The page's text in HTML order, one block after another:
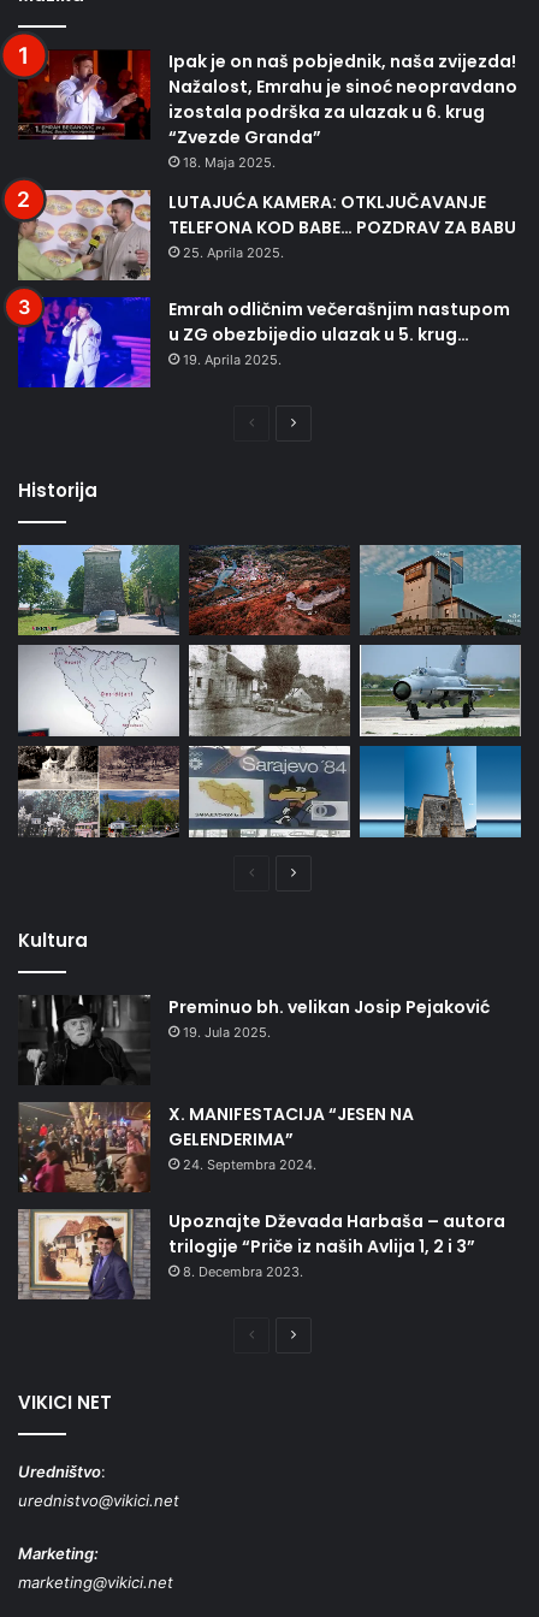
Ipak je on naš pobjednik, naša zvijezda!
Nažalost, Emrahu je sinoć neopravdano
izostala podrška za ulazak u 6. krug
“Zvezde Granda”
18. Maja 2025.
LUTAJUĆA KAMERA: OTKLJUČAVANJE
TELEFONA KOD BABE… POZDRAV ZA BABU
25. Aprila 2025.
Emrah odličnim večerašnjim nastupom
u ZG obezbijedio ulazak u 5. krug…
19. Aprila 2025.
PrethodnaNaredna
Historija
PrethodnaNaredna
Kultura
Preminuo bh. velikan Josip Pejaković
19. Jula 2025.
X. MANIFESTACIJA “JESEN NA
GELENDERIMA”
24. Septembra 2024.
Upoznajte Dževada Harbaša – autora
trilogije “Priče iz naših Avlija 1, 2 i 3”
8. Decembra 2023.
PrethodnaNaredna
VIKICI NET
Uredništvo:
urednistvo@vikici.net
Marketing:
marketing@vikici.net